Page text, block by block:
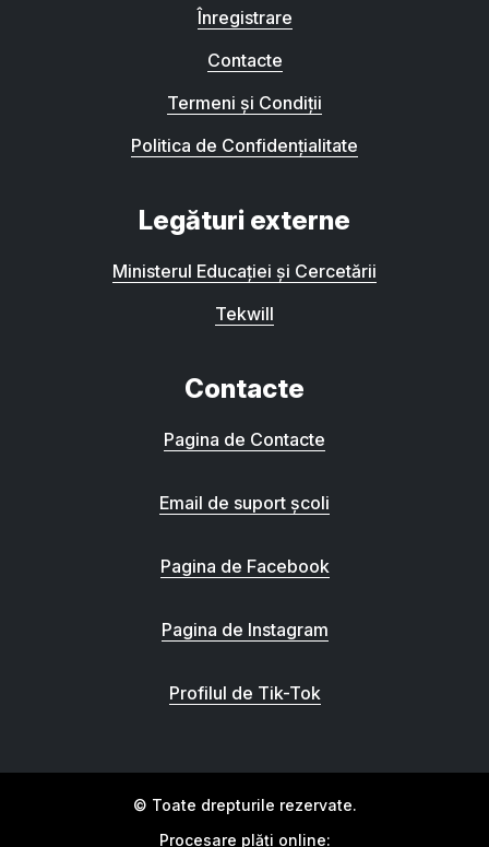
Înregistrare
Contacte
Termeni și Condiții
Politica de Confidențialitate
Legături externe
Ministerul Educației și Cercetării
Tekwill
Contacte
Pagina de Contacte
Email de suport școli
Pagina de Facebook
Pagina de Instagram
Profilul de Tik-Tok
© Toate drepturile rezervate.
Procesare plăți online: